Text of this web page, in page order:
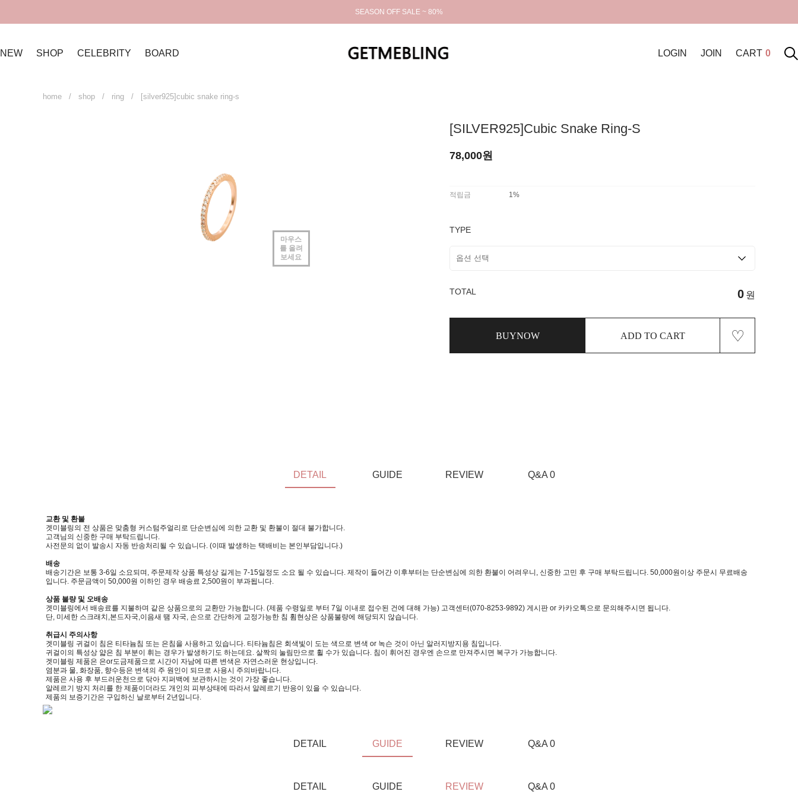
SEASON OFF SALE ~ 80%
NEW SHOP CELEBRITY BOARD LOGIN JOIN CART 0
home / shop / ring / [silver925]cubic snake ring-s
마우스
를 올려
보세요
[SILVER925]Cubic Snake Ring-S
78,000원
적립금 1%
TYPE
TOTAL 0 원
BUYNOW ADD TO CART ♡
DETAIL GUIDE REVIEW Q&A 0
교환 및 환불
겟미블링의 전 상품은 맞춤형 커스텀주얼리로 단순변심에 의한 교환 및 환불이 절대 불가합니다.
고객님의 신중한 구매 부탁드립니다.
사전문의 없이 발송시 자동 반송처리될 수 있습니다. (이때 발생하는 택배비는 본인부담입니다.)
배송
배송기간은 보통 3-6일 소요되며, 주문제작 상품 특성상 길게는 7-15일정도 소요 될 수 있습니다. 제작이 들어간 이후부터는 단순변심에 의한 환불이 어려우니, 신중한 고민 후 구매 부탁드립니다. 50,000원이상 주문시 무료배송
입니다. 주문금액이 50,000원 이하인 경우 배송료 2,500원이 부과됩니다.
상품 불량 및 오배송
겟미블링에서 배송료를 지불하며 같은 상품으로의 교환만 가능합니다. (제품 수령일로 부터 7일 이내로 접수된 건에 대해 가능) 고객센터(070-8253-9892) 게시판 or 카카오톡으로 문의해주시면 됩니다.
단, 미세한 스크래치,본드자국,이음새 땜 자국, 손으로 간단하게 교정가능한 침 휨현상은 상품불량에 해당되지 않습니다.
취급시 주의사항
겟미블링 귀걸이 침은 티타늄침 또는 은침을 사용하고 있습니다. 티타늄침은 회색빛이 도는 색으로 변색 or 녹슨 것이 아닌 알러지방지용 침입니다.
귀걸이의 특성상 얇은 침 부분이 휘는 경우가 발생하기도 하는데요. 살짝의 눌림만으로 휠 수가 있습니다. 침이 휘어진 경우엔 손으로 만져주시면 복구가 가능합니다.
겟미블링 제품은 은or도금제품으로 시간이 자남에 따른 변색은 자연스러운 현상입니다.
염분과 물, 화장품, 향수등은 변색의 주 원인이 되므로 사용시 주의바랍니다.
제품은 사용 후 부드러운천으로 닦아 지퍼백에 보관하시는 것이 가장 좋습니다.
알레르기 방지 처리를 한 제품이더라도 개인의 피부상태에 따라서 알레르기 반응이 있을 수 있습니다.
제품의 보증기간은 구입하신 날로부터 2년입니다.
DETAIL GUIDE REVIEW Q&A 0
DETAIL GUIDE REVIEW Q&A 0